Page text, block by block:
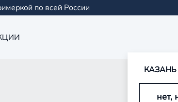
по всей России
КАЗАНЬ